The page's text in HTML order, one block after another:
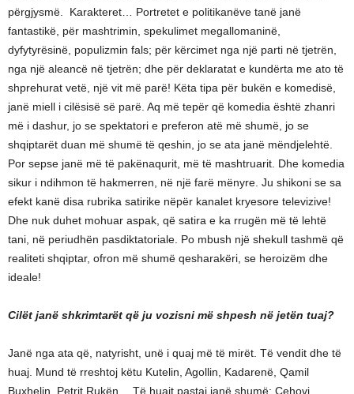
përgjysmë. Karakteret… Portretet e politikanëve tanë janë
fantastikë, për mashtrimin, spekulimet megallomaninë,
dyfytyrësinë, populizmin fals; për kërcimet nga një parti në tjetrën,
nga një aleancë në tjetrën; dhe për deklaratat e kundërta me ato të
shprehurat vetë, një vit më parë! Këta tipa për bukën e komedisë,
janë miell i cilësisë së parë. Aq më tepër që komedia është zhanri
më i dashur, jo se spektatori e preferon atë më shumë, jo se
shqiptarët duan më shumë të qeshin, jo se ata janë mëndjelehtë.
Por sepse janë më të pakënaqurit, më të mashtruarit. Dhe komedia
sikur i ndihmon të hakmerren, në një farë mënyre. Ju shikoni se sa
efekt kanë disa rubrika satirike nëpër kanalet kryesore televizive!
Dhe nuk duhet mohuar aspak, që satira e ka rrugën më të lehtë
tani, në periudhën pasdiktatoriale. Po mbush një shekull tashmë që
realiteti shqiptar, ofron më shumë qesharakëri, se heroizëm dhe
ideale!
Cilët janë shkrimtarët që ju vozisni më shpesh në jetën tuaj?
Janë nga ata që, natyrisht, unë i quaj më të mirët. Të vendit dhe të
huaj. Mund të rreshtoj këtu Kutelin, Agollin, Kadarenë, Qamil
Buxhelin, Petrit Rukën… Të huajt pastaj janë shumë: Çehovi,